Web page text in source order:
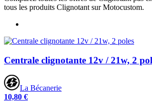
tous les produits Clignotant sur Motocustom.
Centrale clignotante 12v / 21w, 2
La Bécanerie
10,80 €